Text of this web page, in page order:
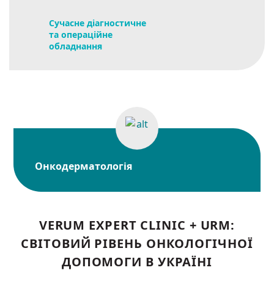
Сучасне діагностичне
та операційне
обладнання
Онкодерматологія
VERUM EXPERT CLINIC + URM:
СВІТОВИЙ РІВЕНЬ ОНКОЛОГІЧНОЇ
ДОПОМОГИ В УКРАЇНІ